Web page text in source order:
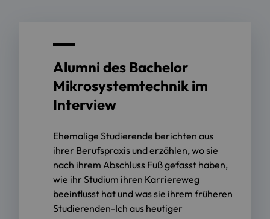
Alumni des Bachelor
Mikrosystemtechnik im
Interview
Ehemalige Studierende berichten aus
ihrer Berufspraxis und erzählen, wo sie
nach ihrem Abschluss Fuß gefasst haben,
wie ihr Studium ihren Karriereweg
beeinflusst hat und was sie ihrem früheren
Studierenden-Ich aus heutiger